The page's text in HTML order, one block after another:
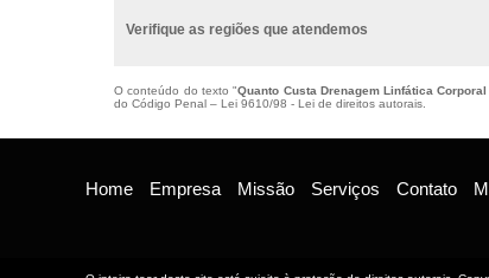
Verifique as regiões que atendemos
O conteúdo do texto "Quanto Custa Drenagem Linfática
do Código Penal – Lei 9610/98 - Lei de direitos autorais
Home Empresa Missão Serviços Contato